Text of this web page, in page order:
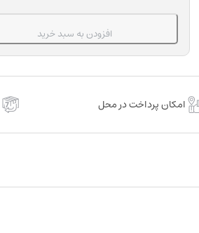
دندانپزشکی
نیتکس
افزودن به سبد خرید
امکان پرداخت در محل